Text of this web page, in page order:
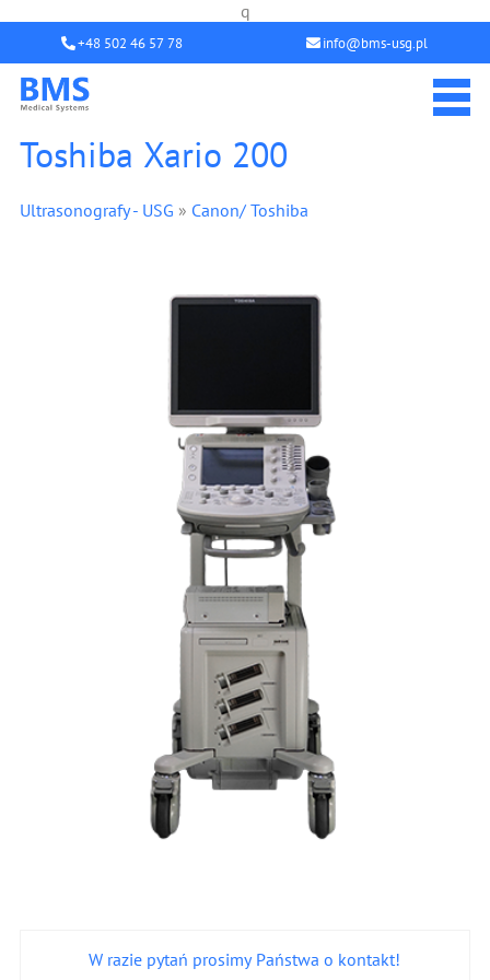
q
+48 502 46 57 78 info@bms-usg.pl
Toshiba Xario 200
Ultrasonografy - USG » Canon/ Toshiba
W razie pytań prosimy Państwa o kontakt!